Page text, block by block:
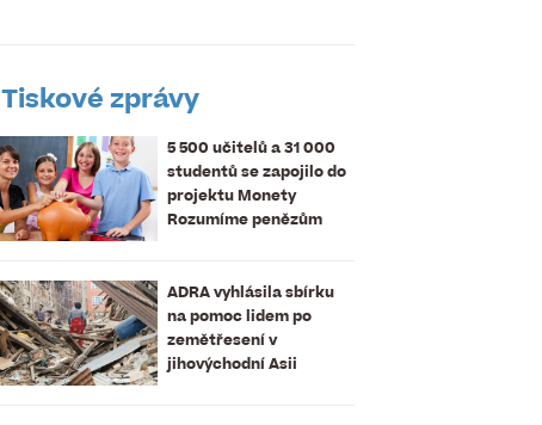
Tiskové zprávy
5 500 učitelů a 31 000
studentů se zapojilo do
projektu Monety
Rozumíme penězům
ADRA vyhlásila sbírku
na pomoc lidem po
zemětřesení v
jihovýchodní Asii